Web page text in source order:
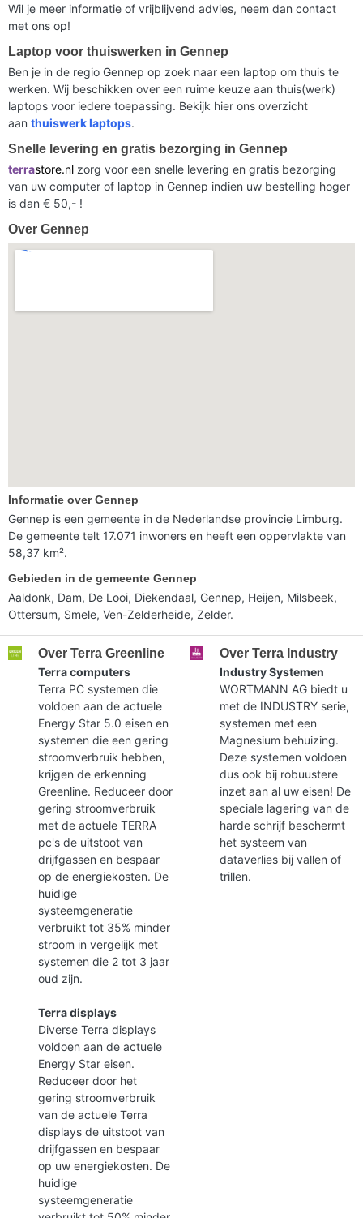
Wil je meer informatie of vrijblijvend advies, neem dan contact
met ons op!
Laptop voor thuiswerken in Gennep
Ben je in de regio Gennep op zoek naar een laptop om thuis te
werken. Wij beschikken over een ruime keuze aan thuis(werk)
laptops voor iedere toepassing. Bekijk hier ons overzicht
aan thuiswerk laptops.
Snelle levering en gratis bezorging in Gennep
terrastore.nl zorg voor een snelle levering en gratis bezorging
van uw computer of laptop in Gennep indien uw bestelling hoger
is dan € 50,- !
Over Gennep
Informatie over Gennep
Gennep is een gemeente in de Nederlandse provincie Limburg.
De gemeente telt 17.071 inwoners en heeft een oppervlakte van
58,37 km².
Gebieden in de gemeente Gennep
Aaldonk, Dam, De Looi, Diekendaal, Gennep, Heijen, Milsbeek,
Ottersum, Smele, Ven-Zelderheide, Zelder.
Over Terra Greenline
Terra computers
Terra PC systemen die
voldoen aan de actuele
Energy Star 5.0 eisen en
systemen die een gering
stroomverbruik hebben,
krijgen de erkenning
Greenline. Reduceer door
gering stroomverbruik
met de actuele TERRA
pc's de uitstoot van
drijfgassen en bespaar
op de energiekosten. De
huidige
systeemgeneratie
verbruikt tot 35% minder
stroom in vergelijk met
systemen die 2 tot 3 jaar
oud zijn.
Terra displays
Diverse Terra displays
voldoen aan de actuele
Energy Star eisen.
Reduceer door het
gering stroomverbruik
van de actuele Terra
displays de uitstoot van
drijfgassen en bespaar
op uw energiekosten. De
huidige
systeemgeneratie
Over Terra Industry
Industry Systemen
WORTMANN AG biedt u
met de INDUSTRY serie,
systemen met een
Magnesium behuizing.
Deze systemen voldoen
dus ook bij robuustere
inzet aan al uw eisen! De
speciale lagering van de
harde schrijf beschermt
het systeem van
dataverlies bij vallen of
trillen.